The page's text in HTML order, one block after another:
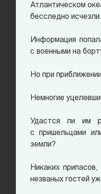
Атлантическом
бесследно исчезли.
Информация
с военными на
Но при
Немногие
Удастся ли им
с пришельцами
земли?
Никаких
незваных гостей